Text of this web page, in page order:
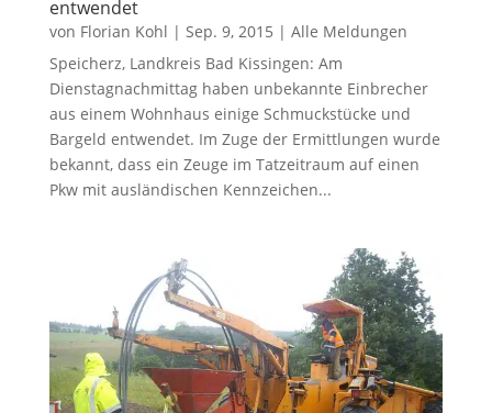
entwendet
von Florian Kohl | Sep. 9, 2015 | Alle Meldungen
Speicherz, Landkreis Bad Kissingen: Am
Dienstagnachmittag haben unbekannte Einbrecher
aus einem Wohnhaus einige Schmuckstücke und
Bargeld entwendet. Im Zuge der Ermittlungen wurde
bekannt, dass ein Zeuge im Tatzeitraum auf einen
Pkw mit ausländischen Kennzeichen...